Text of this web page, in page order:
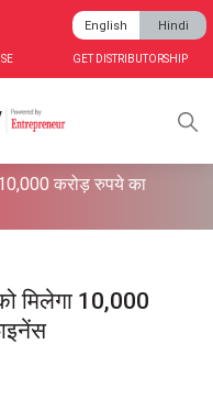
GET DISTRIBUTORSHIP
English Hindi
10,000 करोड़ रुपये का
मिलेगा 10,000